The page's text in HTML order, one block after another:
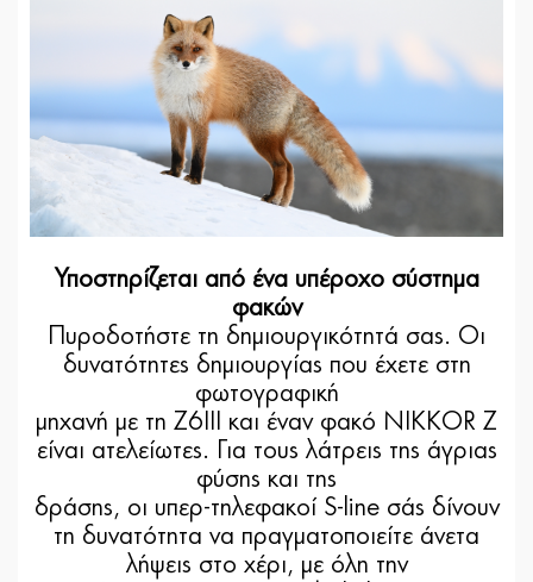
Υποστηρίζεται από ένα υπέροχο σύστημα
φακών
Πυροδοτήστε τη δημιουργικότητά σας. Οι
δυνατότητες δημιουργίας που έχετε στη
φωτογραφική
μηχανή με τη Z6III και έναν φακό NIKKOR Z
είναι ατελείωτες. Για τους λάτρεις της άγριας
φύσης και της
δράσης, οι υπερ-τηλεφακοί S-line σάς δίνουν
τη δυνατότητα να πραγματοποιείτε άνετα
λήψεις στο χέρι, με όλη την